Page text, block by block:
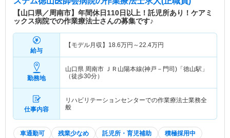
【山口県／周南市】年間休日110日以上！託児所あり！ケアミ
ックス病院での作業療法士さんの募集です♪
給与
【モデル月収】 18.6万円～22.4万円
勤務地
山口県 周南市 ＪＲ山陽本線(神戸－門司)「徳山駅」
（徒歩30分）
仕事内容
リハビリテーションセンターでの作業療法士業務全
般
車通勤可 残業少なめ 託児所・育児補助 積極採用中